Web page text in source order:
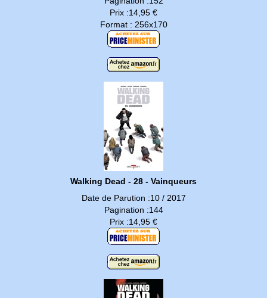
Prix :14,95 €
Format : 256x170
Walking Dead - 28 - Vainqueurs
Date de Parution :10 / 2017
Pagination :144
Prix :14,95 €